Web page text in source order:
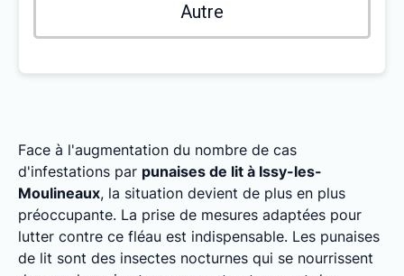
Autre
Face à l'augmentation du nombre de cas
d'infestations par punaises de lit à Issy-les-
Moulineaux, la situation devient de plus en plus
préoccupante. La prise de mesures adaptées pour
lutter contre ce fléau est indispensable. Les punaises
de lit sont des insectes nocturnes qui se nourrissent